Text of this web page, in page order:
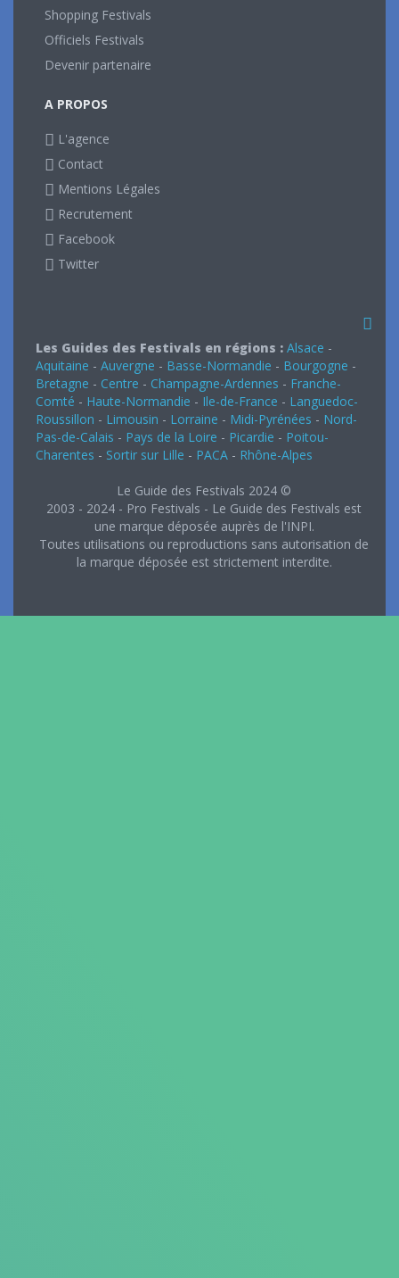
Shopping Festivals
Officiels Festivals
Devenir partenaire
A PROPOS
L'agence
Contact
Mentions Légales
Recrutement
Facebook
Twitter
Les Guides des Festivals en régions : Alsace -
Aquitaine - Auvergne - Basse-Normandie - Bourgogne -
Bretagne - Centre - Champagne-Ardennes - Franche-
Comté - Haute-Normandie - Ile-de-France - Languedoc-
Roussillon - Limousin - Lorraine - Midi-Pyrénées - Nord-
Pas-de-Calais - Pays de la Loire - Picardie - Poitou-
Charentes - Sortir sur Lille - PACA - Rhône-Alpes
Le Guide des Festivals 2024 ©
2003 - 2024 - Pro Festivals - Le Guide des Festivals est
une marque déposée auprès de l'INPI.
Toutes utilisations ou reproductions sans autorisation de
la marque déposée est strictement interdite.